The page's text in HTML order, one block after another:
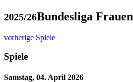
2025/26Bundesliga Frauen
vorherige Spiele
Spiele
Samstag, 04. April 2026